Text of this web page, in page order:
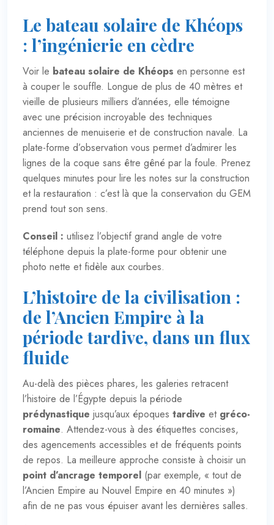
Le bateau solaire de Khéops
: l’ingénierie en cèdre
Voir le bateau solaire de Khéops en personne est
à couper le souffle. Longue de plus de 40 mètres et
vieille de plusieurs milliers d’années, elle témoigne
avec une précision incroyable des techniques
anciennes de menuiserie et de construction navale. La
plate-forme d’observation vous permet d’admirer les
lignes de la coque sans être gêné par la foule. Prenez
quelques minutes pour lire les notes sur la construction
et la restauration : c’est là que la conservation du GEM
prend tout son sens.
Conseil : utilisez l’objectif grand angle de votre
téléphone depuis la plate-forme pour obtenir une
photo nette et fidèle aux courbes.
L’histoire de la civilisation :
de l’Ancien Empire à la
période tardive, dans un flux
fluide
Au-delà des pièces phares, les galeries retracent
l’histoire de l’Égypte depuis la période
prédynastique jusqu’aux époques tardive et gréco-
romaine. Attendez-vous à des étiquettes concises,
des agencements accessibles et de fréquents points
de repos. La meilleure approche consiste à choisir un
point d’ancrage temporel (par exemple, « tout de
l’Ancien Empire au Nouvel Empire en 40 minutes »)
afin de ne pas vous épuiser avant les dernières salles.